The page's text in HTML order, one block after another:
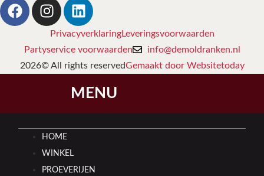
PrivacyverklaringLeveringsvoorwaarden
Partyservice voorwaarden
info@demoldranken.nl
2026© All rights reservedGemaakt door Websitetoday
MENU
HOME
WINKEL
PROEVERIJEN